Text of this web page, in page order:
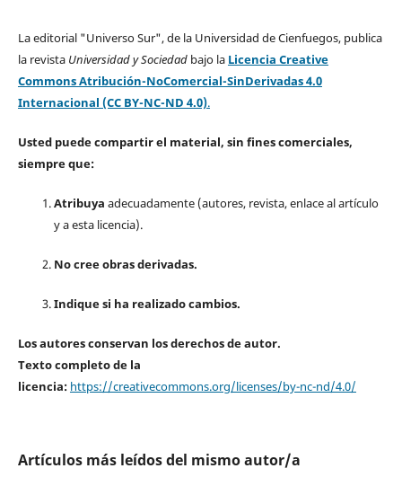
La editorial "Universo Sur", de la Universidad de Cienfuegos, publica
la revista Universidad y Sociedad bajo la Licencia Creative
Commons Atribución-NoComercial-SinDerivadas 4.0
Internacional (CC BY-NC-ND 4.0).
Usted puede compartir el material, sin fines comerciales,
siempre que:
Atribuya adecuadamente (autores, revista, enlace al artículo
y a esta licencia).
No cree obras derivadas.
Indique si ha realizado cambios.
Los autores conservan los derechos de autor.
Texto completo de la
licencia: https://creativecommons.org/licenses/by-nc-nd/4.0/
Artículos más leídos del mismo autor/a